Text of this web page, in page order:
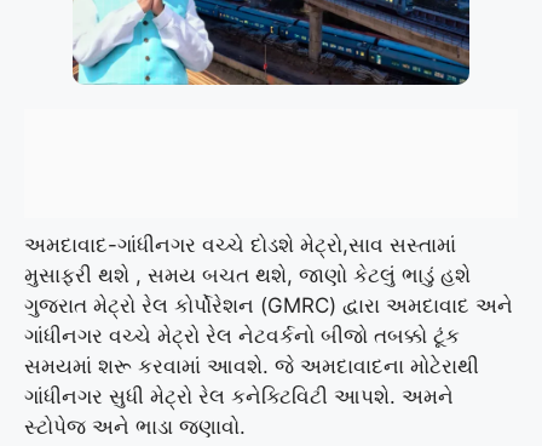
અમદાવાદ-ગાંધીનગર વચ્ચે દોડશે મેટ્રો,સાવ સસ્તામાં
મુસાફરી થશે , સમય બચત થશે, જાણો કેટલું ભાડું હશે
ગુજરાત મેટ્રો રેલ કોર્પોરેશન (GMRC) દ્વારા અમદાવાદ અને
ગાંધીનગર વચ્ચે મેટ્રો રેલ નેટવર્કનો બીજો તબક્કો ટૂંક
સમયમાં શરૂ કરવામાં આવશે. જે અમદાવાદના મોટેરાથી
ગાંધીનગર સુધી મેટ્રો રેલ કનેક્ટિવિટી આપશે. અમને
સ્ટોપેજ અને ભાડા જણાવો.